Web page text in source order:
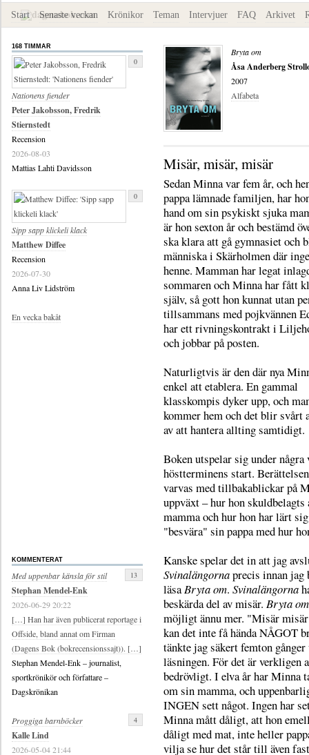
Start Senaste veckan Krönikor Teman Intervjuer FAQ Arkivet
Bryta om
Åsa Anderberg
2007
Alfabeta
Misär, misär, misär
Sedan Minna var fem år, och
pappa lämnade familjen, har
hand om sin psykiskt sjuka
är hon sexton år och bestämd
ska klara att gå gymnasiet och
människa i Skärholmen där
henne. Mamman har legat
sommaren och Minna har fått
själv, så gott hon kunnat utan
tillsammans med pojkvännen
har ett rivningskontrakt i
och jobbar på posten.
Naturligtvis är den där nya
enkel att etablera. En gammal
klasskompis dyker upp, och
kommer hem och det blir svårt
av att hantera allting samtidigt.
Boken utspelar sig under några
höstterminens start.
varvas med tillbakablickar på
uppväxt – hur hon skuldbelagts
mamma och hur hon har lärt
"besvära" sin pappa med hur
Kanske spelar det in att jag
Svinalängornaprecis innan jag
läsa Bryta om. Svinalängorna
beskärda del av misär. Bryta om
möjligt ännu mer. "Misär
kan det inte få hända NÅGOT
tänkte jag säkert femton gånger
läsningen. För det är verkligen
bedrövligt. I elva år har Minna
om sin mamma, och
INGEN sett något. Ingen har
Minna mått dåligt, att hon
dåligt med mat, inte heller
vilja se hur det står till även
168 TIMMAR
Nationens fiender
Peter Jakobsson, Fredrik
Stiernstedt
Recension
2026-08-03
Mattias Lahti Davidsson
0
Sipp sapp klickeli klack
Matthew Diffee
Recension
2026-07-30
Anna Liv Lidström
0
En vecka bakåt
KOMMENTERAT
Med uppenbar känsla för stil
Stephan Mendel-Enk
2026-06-29 20:22
[…] Han har även publicerat reportage i
Offside, bland annat om Firman
(Dagens Bok (bokrecensionssajt)). […]
Stephan Mendel-Enk – journalist,
sportkrönikör och författare –
Dagskrönikan
13
Proggiga barnböcker
Kalle Lind
2026-05-04 21:44
4